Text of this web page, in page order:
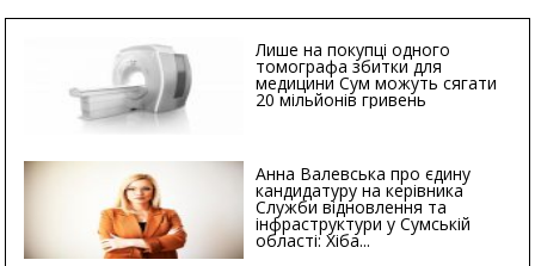
Лише на покупці одного
томографа збитки для
медицини Сум можуть сягати
20 мільйонів гривень
Анна Валевська про єдину
кандидатуру на керівника
Служби відновлення та
інфраструктури у Сумській
області: Хіба...